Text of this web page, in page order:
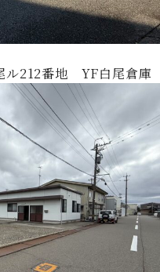
ル212番地 YF白尾倉庫